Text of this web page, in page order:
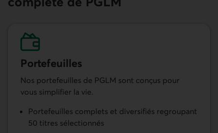
Portefeuilles
Nos portefeuilles de PGLM sont conçus pour
vous simplifier la vie.
Portefeuilles complets et diversifiés regroupant
50 titres sélectionnés